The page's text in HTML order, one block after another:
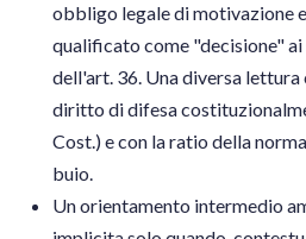
obbligo legale di motivazione
qualificato come "decisione" ai
dell'art. 36. Una diversa
diritto di difesa
Cost.) e con la ratio della
buio.
Un orientamento intermedio